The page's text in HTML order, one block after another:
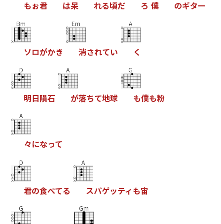
もぉ君 は呆 れる頃だ ろ 僕 のギター
Bm
ソロがかき
Em
消されてい
A
く
D
明日隕石
A
が落ちて地球
G
も僕も粉
A
々になって
D
君の食べてる
A
スパゲッティも宙
G Gm